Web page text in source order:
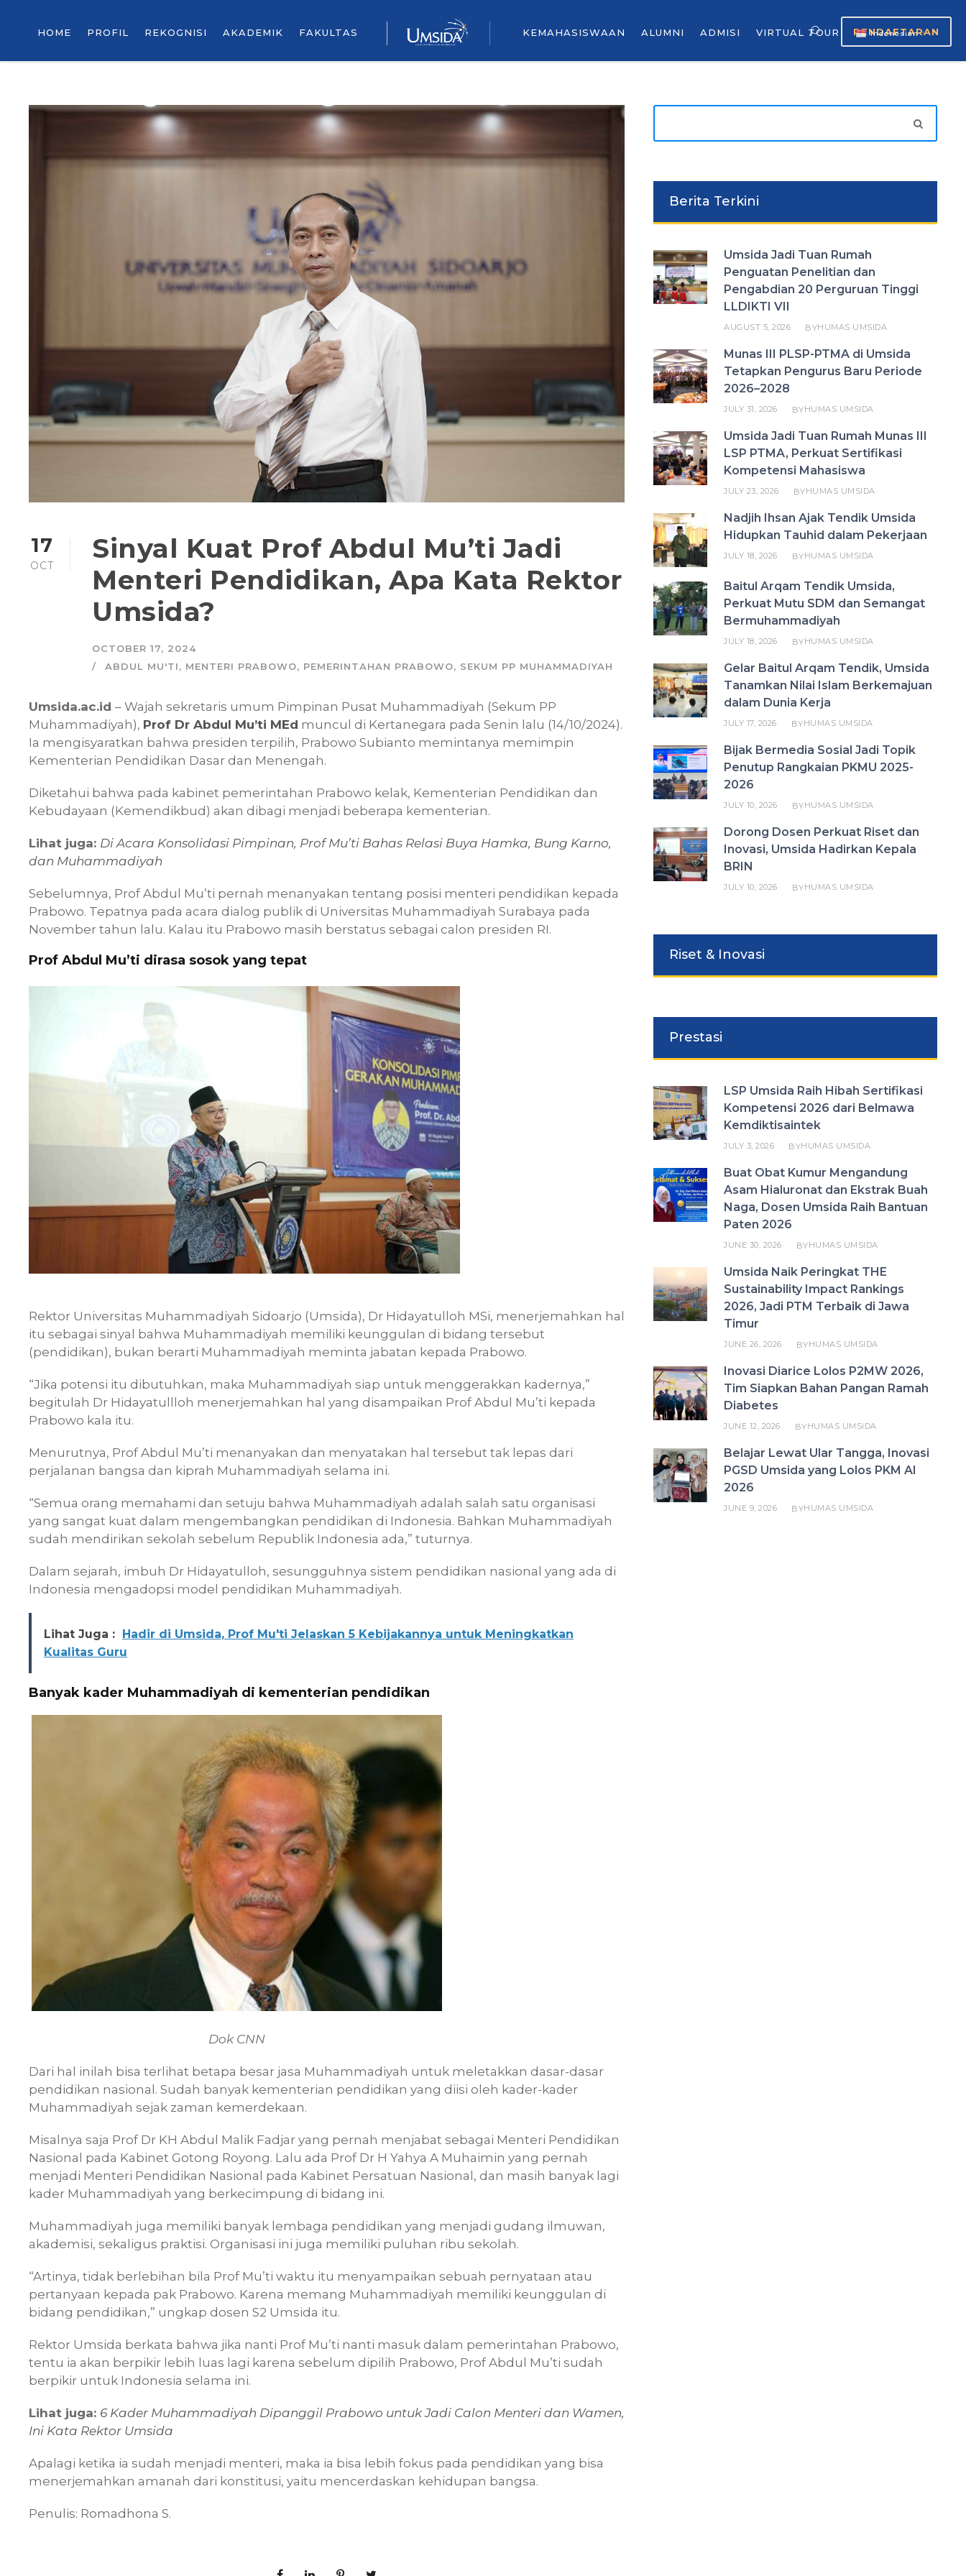
HOME PROFIL REKOGNISI AKADEMIK FAKULTAS KEMAHASISWAAN ALUMNI ADMISI VIRTUAL TOUR Indonesian ▼
PENDAFTARAN
17
OCT
Sinyal Kuat Prof Abdul Mu’ti Jadi
Menteri Pendidikan, Apa Kata Rektor
Umsida?
OCTOBER 17, 2024
ABDUL MU'TI, MENTERI PRABOWO, PEMERINTAHAN PRABOWO, SEKUM PP MUHAMMADIYAH
Umsida.ac.id – Wajah sekretaris umum Pimpinan Pusat Muhammadiyah (Sekum PP
Muhammadiyah), Prof Dr Abdul Mu’ti MEd muncul di Kertanegara pada Senin lalu (14/10/2024).
Ia mengisyaratkan bahwa presiden terpilih, Prabowo Subianto memintanya memimpin
Kementerian Pendidikan Dasar dan Menengah.
Diketahui bahwa pada kabinet pemerintahan Prabowo kelak, Kementerian Pendidikan dan
Kebudayaan (Kemendikbud) akan dibagi menjadi beberapa kementerian.
Lihat juga: Di Acara Konsolidasi Pimpinan, Prof Mu’ti Bahas Relasi Buya Hamka, Bung Karno,
dan Muhammadiyah
Sebelumnya, Prof Abdul Mu’ti pernah menanyakan tentang posisi menteri pendidikan kepada
Prabowo. Tepatnya pada acara dialog publik di Universitas Muhammadiyah Surabaya pada
November tahun lalu. Kalau itu Prabowo masih berstatus sebagai calon presiden RI.
Prof Abdul Mu’ti dirasa sosok yang tepat
Rektor Universitas Muhammadiyah Sidoarjo (Umsida), Dr Hidayatulloh MSi, menerjemahkan hal
itu sebagai sinyal bahwa Muhammadiyah memiliki keunggulan di bidang tersebut
(pendidikan), bukan berarti Muhammadiyah meminta jabatan kepada Prabowo.
“Jika potensi itu dibutuhkan, maka Muhammadiyah siap untuk menggerakkan kadernya,”
begitulah Dr Hidayatullloh menerjemahkan hal yang disampaikan Prof Abdul Mu’ti kepada
Prabowo kala itu.
Menurutnya, Prof Abdul Mu’ti menanyakan dan menyatakan hal tersebut tak lepas dari
perjalanan bangsa dan kiprah Muhammadiyah selama ini.
“Semua orang memahami dan setuju bahwa Muhammadiyah adalah salah satu organisasi
yang sangat kuat dalam mengembangkan pendidikan di Indonesia. Bahkan Muhammadiyah
sudah mendirikan sekolah sebelum Republik Indonesia ada,” tuturnya.
Dalam sejarah, imbuh Dr Hidayatulloh, sesungguhnya sistem pendidikan nasional yang ada di
Indonesia mengadopsi model pendidikan Muhammadiyah.
Lihat Juga : Hadir di Umsida, Prof Mu'ti Jelaskan 5 Kebijakannya untuk Meningkatkan
Kualitas Guru
Banyak kader Muhammadiyah di kementerian pendidikan
Dok CNN
Dari hal inilah bisa terlihat betapa besar jasa Muhammadiyah untuk meletakkan dasar-dasar
pendidikan nasional. Sudah banyak kementerian pendidikan yang diisi oleh kader-kader
Muhammadiyah sejak zaman kemerdekaan.
Misalnya saja Prof Dr KH Abdul Malik Fadjar yang pernah menjabat sebagai Menteri Pendidikan
Nasional pada Kabinet Gotong Royong. Lalu ada Prof Dr H Yahya A Muhaimin yang pernah
menjadi Menteri Pendidikan Nasional pada Kabinet Persatuan Nasional, dan masih banyak lagi
kader Muhammadiyah yang berkecimpung di bidang ini.
Muhammadiyah juga memiliki banyak lembaga pendidikan yang menjadi gudang ilmuwan,
akademisi, sekaligus praktisi. Organisasi ini juga memiliki puluhan ribu sekolah.
“Artinya, tidak berlebihan bila Prof Mu’ti waktu itu menyampaikan sebuah pernyataan atau
pertanyaan kepada pak Prabowo. Karena memang Muhammadiyah memiliki keunggulan di
bidang pendidikan,” ungkap dosen S2 Umsida itu.
Rektor Umsida berkata bahwa jika nanti Prof Mu’ti nanti masuk dalam pemerintahan Prabowo,
tentu ia akan berpikir lebih luas lagi karena sebelum dipilih Prabowo, Prof Abdul Mu’ti sudah
berpikir untuk Indonesia selama ini.
Lihat juga: 6 Kader Muhammadiyah Dipanggil Prabowo untuk Jadi Calon Menteri dan Wamen,
Ini Kata Rektor Umsida
Apalagi ketika ia sudah menjadi menteri, maka ia bisa lebih fokus pada pendidikan yang bisa
menerjemahkan amanah dari konstitusi, yaitu mencerdaskan kehidupan bangsa.
Penulis: Romadhona S.
Berita Terkini
Umsida Jadi Tuan Rumah
Penguatan Penelitian dan
Pengabdian 20 Perguruan Tinggi
LLDIKTI VII
AUGUST 5, 2026 BYHUMAS UMSIDA
Munas III PLSP-PTMA di Umsida
Tetapkan Pengurus Baru Periode
2026–2028
JULY 31, 2026 BYHUMAS UMSIDA
Umsida Jadi Tuan Rumah Munas III
LSP PTMA, Perkuat Sertifikasi
Kompetensi Mahasiswa
JULY 23, 2026 BYHUMAS UMSIDA
Nadjih Ihsan Ajak Tendik Umsida
Hidupkan Tauhid dalam Pekerjaan
JULY 18, 2026 BYHUMAS UMSIDA
Baitul Arqam Tendik Umsida,
Perkuat Mutu SDM dan Semangat
Bermuhammadiyah
JULY 18, 2026 BYHUMAS UMSIDA
Gelar Baitul Arqam Tendik, Umsida
Tanamkan Nilai Islam Berkemajuan
dalam Dunia Kerja
JULY 17, 2026 BYHUMAS UMSIDA
Bijak Bermedia Sosial Jadi Topik
Penutup Rangkaian PKMU 2025-
2026
JULY 10, 2026 BYHUMAS UMSIDA
Dorong Dosen Perkuat Riset dan
Inovasi, Umsida Hadirkan Kepala
BRIN
JULY 10, 2026 BYHUMAS UMSIDA
Riset & Inovasi
Prestasi
LSP Umsida Raih Hibah Sertifikasi
Kompetensi 2026 dari Belmawa
Kemdiktisaintek
JULY 3, 2026 BYHUMAS UMSIDA
Buat Obat Kumur Mengandung
Asam Hialuronat dan Ekstrak Buah
Naga, Dosen Umsida Raih Bantuan
Paten 2026
JUNE 30, 2026 BYHUMAS UMSIDA
Umsida Naik Peringkat THE
Sustainability Impact Rankings
2026, Jadi PTM Terbaik di Jawa
Timur
JUNE 26, 2026 BYHUMAS UMSIDA
Inovasi Diarice Lolos P2MW 2026,
Tim Siapkan Bahan Pangan Ramah
Diabetes
JUNE 12, 2026 BYHUMAS UMSIDA
Belajar Lewat Ular Tangga, Inovasi
PGSD Umsida yang Lolos PKM AI
2026
JUNE 9, 2026 BYHUMAS UMSIDA